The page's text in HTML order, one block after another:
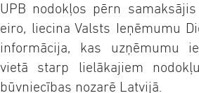
UPB nodokļos pērn
eiro, liecina Valsts Ieņēmumu
informācija, kas uzņēmumu
vietā starp lielākajiem
būvniecības nozarē Latvijā.